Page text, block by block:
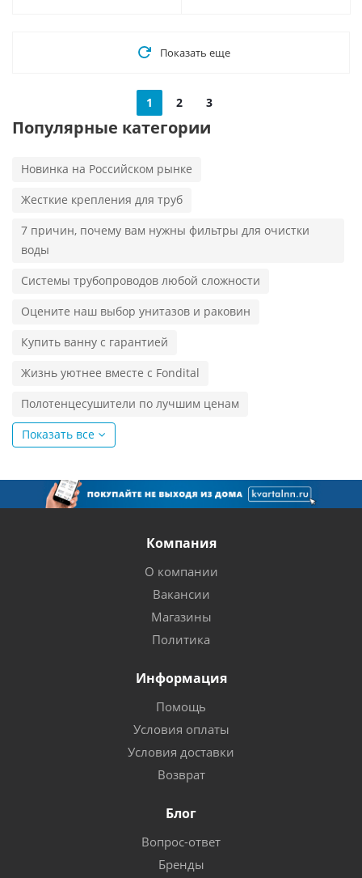
Показать еще
1 2 3
Популярные категории
Новинка на Российском рынке
Жесткие крепления для труб
7 причин, почему вам нужны фильтры для очистки
воды
Системы трубопроводов любой сложности
Оцените наш выбор унитазов и раковин
Купить ванну с гарантией
Жизнь уютнее вместе с Fondital
Полотенцесушители по лучшим ценам
Показать все
Компания
О компании
Вакансии
Магазины
Политика
Информация
Помощь
Условия оплаты
Условия доставки
Возврат
Блог
Вопрос-ответ
Бренды